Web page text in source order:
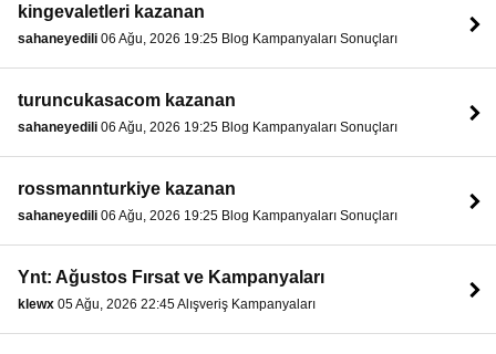
kingevaletleri kazanan
sahaneyedili 06 Ağu, 2026 19:25 Blog Kampanyaları Sonuçları
turuncukasacom kazanan
sahaneyedili 06 Ağu, 2026 19:25 Blog Kampanyaları Sonuçları
rossmannturkiye kazanan
sahaneyedili 06 Ağu, 2026 19:25 Blog Kampanyaları Sonuçları
Ynt: Ağustos Fırsat ve Kampanyaları
klewx 05 Ağu, 2026 22:45 Alışveriş Kampanyaları